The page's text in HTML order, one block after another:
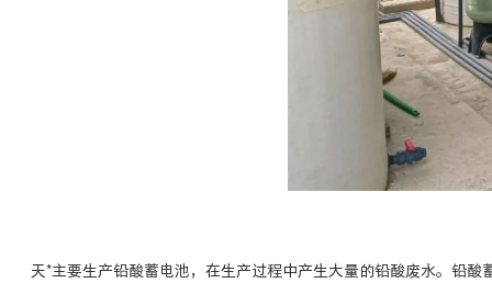
天*主要生产铅酸蓄电池，在生产过程中产生大量的铅酸废水。铅酸